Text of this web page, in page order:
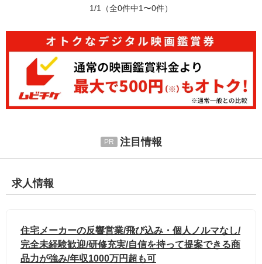
1/1 （全0件中1〜0件）
注目情報
求人情報
住宅メーカーの反響営業/飛び込み・個人ノルマなし/
完全未経験歓迎/研修充実/自信を持って提案できる商
品力が強み/年収1000万円超も可